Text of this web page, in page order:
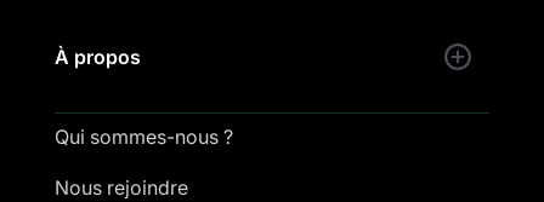
À propos
Qui sommes-nous ?
Nous rejoindre